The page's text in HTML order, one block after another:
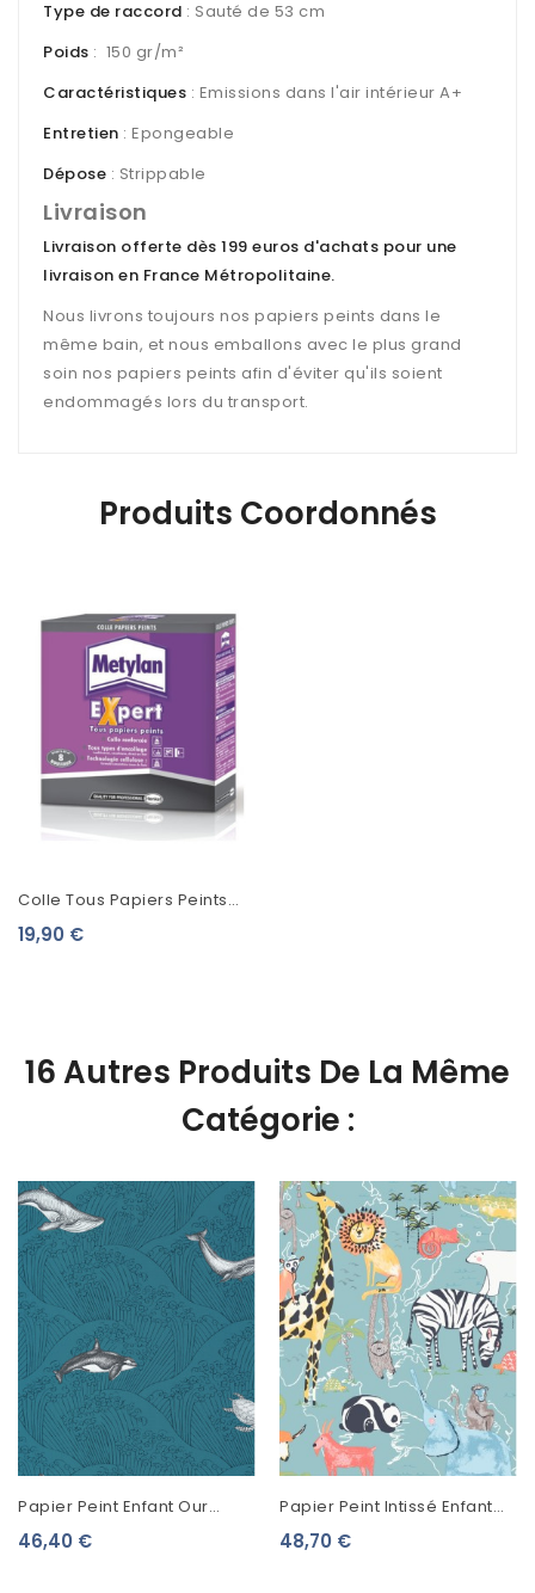
Type de raccord : Sauté de 53 cm
Poids : 150 gr/m²
Caractéristiques : Emissions dans l'air intérieur A+
Entretien : Epongeable
Dépose : Strippable
Livraison
Livraison offerte dès 199 euros d'achats pour une
livraison en France Métropolitaine.
Nous livrons toujours nos papiers peints dans le
même bain, et nous emballons avec le plus grand
soin nos papiers peints afin d'éviter qu'ils soient
endommagés lors du transport.
Produits Coordonnés
Colle Tous Papiers Peints
Metylan Expert
19,90 €
16 Autres Produits De La Même
Catégorie :
Papier Peint Enfant Our
Planet Caselio Under The
46,40 €
Papier Peint Intissé Enfant
Lutèce Imagine Safari
48,70 €